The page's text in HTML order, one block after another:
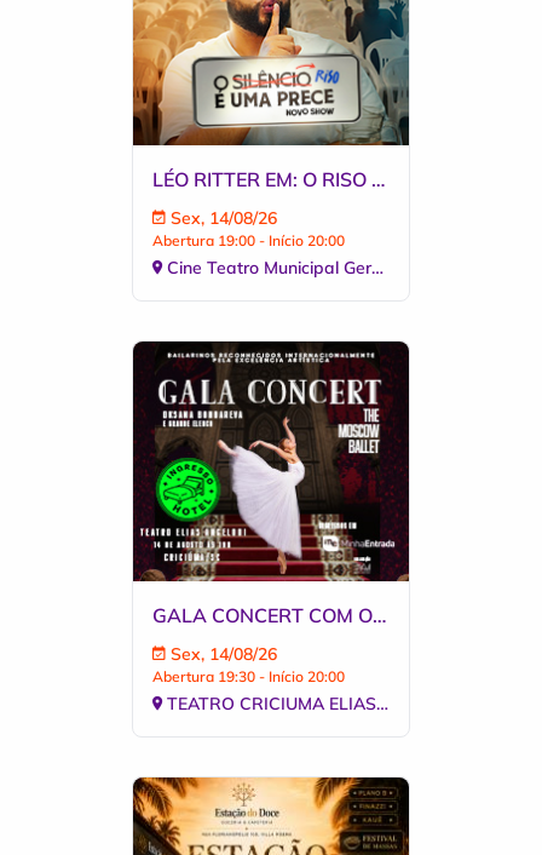
LÉO RITTER EM: O RISO É UMA PRECE
Sex, 14/08/26
Abertura 19:00 - Início 20:00
Cine Teatro Municipal Geraldo Al
GALA CONCERT COM OKSANA BONDAREVA E THE MOSCOW BALLET NO TEATRO
Sex, 14/08/26
Abertura 19:30 - Início 20:00
TEATRO CRICIUMA ELIAS ANGELONI